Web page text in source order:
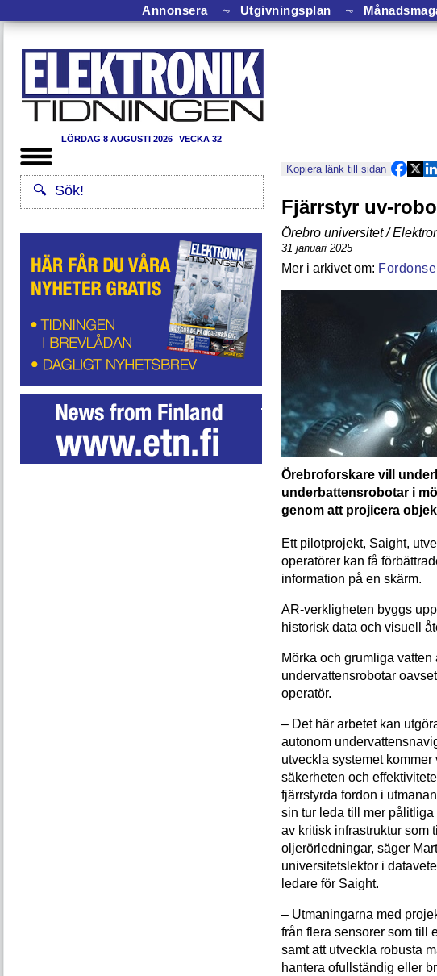
Annonsera ⏦ Utgivningsplan ⏦
LÖRDAG 8 AUGUSTI 2026 VECKA 32
Kopiera länk till sidan
Fjärrstyr uv-
Örebro universitet /
31 januari 2025
Örebroforskare vill
underbattensrobotar i
genom att projicera
Ett pilotprojekt, Saight,
operatörer kan få
information på en skärm.
AR-verkligheten byggs
historisk data och visuell
Mörka och grumliga vatten
undervattensrobotar
operatör.
– Det här arbetet kan
autonom
utveckla systemet kommer
säkerheten och
fjärrstyrda fordon i
sin tur leda till mer
av kritisk infrastruktur som
oljerörledningar, säger
universitetslektor i
ledare för Saight.
– Utmaningarna med
från flera sensorer som till
samt att utveckla robusta
hantera ofullständig eller